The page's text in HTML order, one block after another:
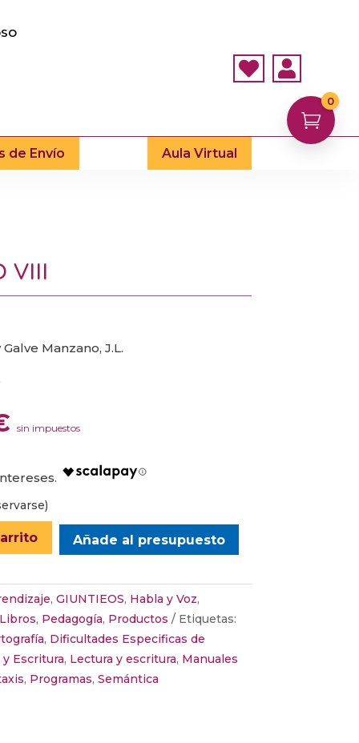
 
de Envío Aula Virtual
VIII
Manzano, J.L.
El
precio
actual
es:
9,52 €.
sin impuestos
Añade al presupuesto
, GIUNTIEOS, Habla y Voz,
Libros, Pedagogía, Productos
Etiquetas:
, Dificultades Especificas de
y Escritura, Lectura y escritura, Manuales
, Programas, Semántica

0